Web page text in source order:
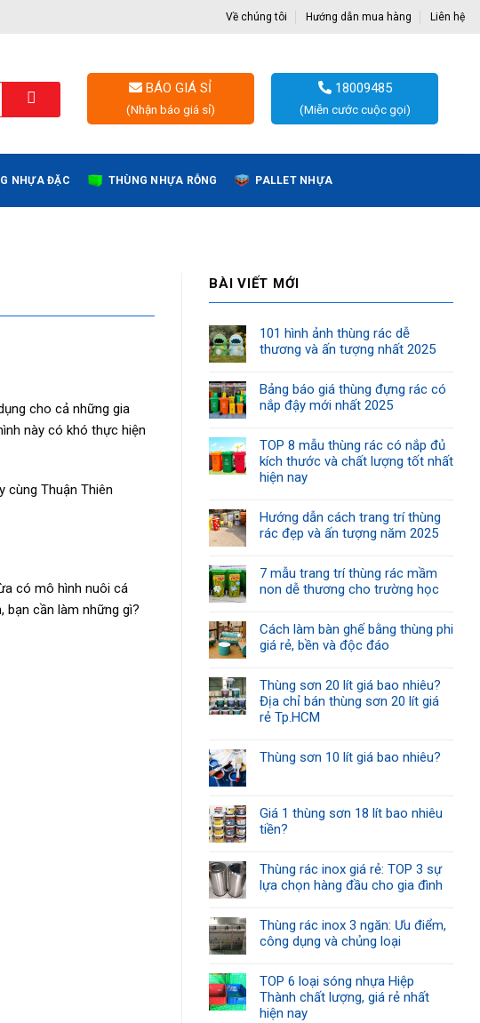
Về chúng tôi Hướng dẫn mua hàng Liên hệ
BÁO GIÁ SỈ
(Nhận báo giá sỉ)
18009485
(Miễn cước cuộc gọi)
NHỰA ĐẶC THÙNG NHỰA RỖNG PALLET NHỰA
cho cả những gia
này có khó thực hiện
cùng Thuận Thiên
có mô hình nuôi cá
bạn cần làm những gì?
BÀI VIẾT MỚI
101 hình ảnh thùng rác dễ
thương và ấn tượng nhất 2025
Bảng báo giá thùng đựng rác có
nắp đậy mới nhất 2025
TOP 8 mẫu thùng rác có nắp đủ
kích thước và chất lượng tốt nhất
hiện nay
Hướng dẫn cách trang trí thùng
rác đẹp và ấn tượng năm 2025
7 mẫu trang trí thùng rác mầm
non dễ thương cho trường học
Cách làm bàn ghế bằng thùng phi
giá rẻ, bền và độc đáo
Thùng sơn 20 lít giá bao nhiêu?
Địa chỉ bán thùng sơn 20 lít giá
rẻ Tp.HCM
Thùng sơn 10 lít giá bao nhiêu?
Giá 1 thùng sơn 18 lít bao nhiêu
tiền?
Thùng rác inox giá rẻ: TOP 3 sự
lựa chọn hàng đầu cho gia đình
Thùng rác inox 3 ngăn: Ưu điểm,
công dụng và chủng loại
TOP 6 loại sóng nhựa Hiệp
Thành chất lượng, giá rẻ nhất
hiện nay